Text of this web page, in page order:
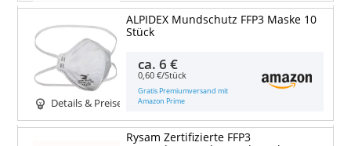
Details & Preise
ALPIDEX Mundschutz FFP3 Maske 10
Stück
ca.6 €
0,60 €/Stück
Gratis Premiumversand mit
Amazon Prime
Rysam Zertifizierte FFP3